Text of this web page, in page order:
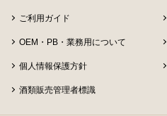
ご利用ガイド
OEM・PB・業務用について
個人情報保護方針
酒類販売管理者標識